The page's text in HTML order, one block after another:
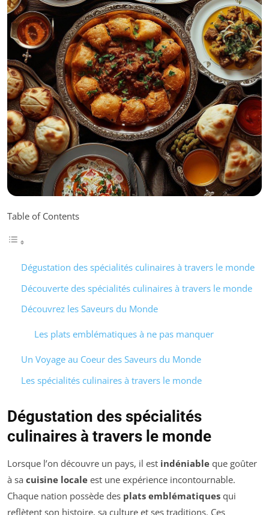
Table of Contents
Dégustation des spécialités culinaires à travers le monde
Découverte des spécialités culinaires à travers le monde
Découvrez les Saveurs du Monde
Les plats emblématiques à ne pas manquer
Un Voyage au Coeur des Saveurs du Monde
Les spécialités culinaires à travers le monde
Dégustation des spécialités
culinaires à travers le monde
Lorsque l’on découvre un pays, il est indéniable que goûter
à sa cuisine locale est une expérience incontournable.
Chaque nation possède des plats emblématiques qui
reflètent son histoire, sa culture et ses traditions. Ces